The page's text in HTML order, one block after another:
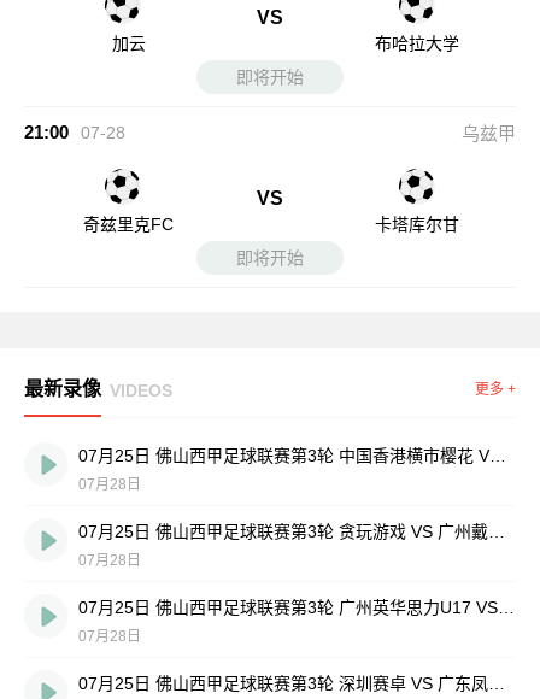
加云
VS
布哈拉大学
即将开始
21:00 07-28 乌兹甲
奇兹里克FC
VS
卡塔库尔甘
即将开始
最新录像 VIDEOS 更多 +
07月25日 佛山西甲足球联赛第3轮 中国香港横市樱花 VS 吉图省实青年 全场录像
07月28日
07月28日
07月28日